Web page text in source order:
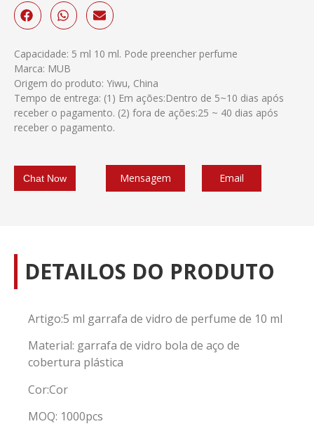
Capacidade: 5 ml 10 ml. Pode preencher perfume
Marca: MUB
Origem do produto: Yiwu, China
Tempo de entrega: (1) Em ações:Dentro de 5~10 dias após
receber o pagamento. (2) fora de ações:25 ~ 40 dias após
receber o pagamento.
Chat Now Mensagem Email
DETAILOS DO PRODUTO
Artigo:5 ml garrafa de vidro de perfume de 10 ml
Material: garrafa de vidro bola de aço de
cobertura plástica
Cor:Cor
MOQ: 1000pcs